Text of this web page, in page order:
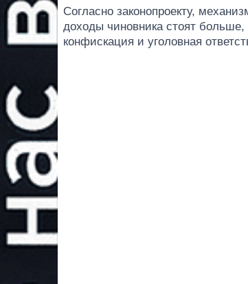
Согласно законопроекту,
доходы чиновника стоят
конфискация и уголовная